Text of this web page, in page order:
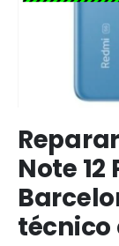
al
comienzo
de
la
galería
de
Note 12
técnico